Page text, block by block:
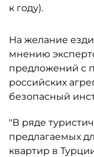
к году).
На желание
мнению
предложений с
российских
безопасный
"В ряде
предлагаемых
квартир в